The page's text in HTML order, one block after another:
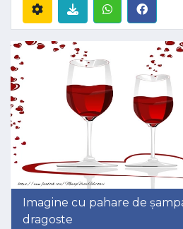
Imagine cu pahare de
dragoste